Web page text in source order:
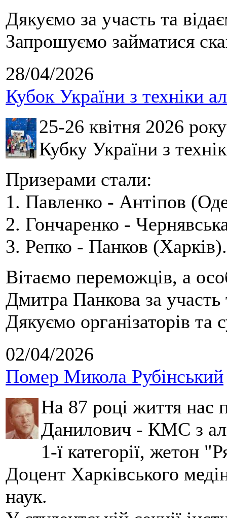
Дякуємо за участь та
Запрошуємо займатися
28/04/2026
Кубок України з техніки
25-26 квітня 2026
Кубку України з
Призерами стали:
1. Павленко - Антіпов
2. Гончаренко -
3. Репко - Панков (Харків).
Вітаємо переможців, а
Дмитра Панкова за
Дякуємо організаторів та
02/04/2026
Помер Микола Рубінський
На 87 році життя нас
Данилович - КМС з
1-ї категорії, жетон
Доцент Харківського
наук.